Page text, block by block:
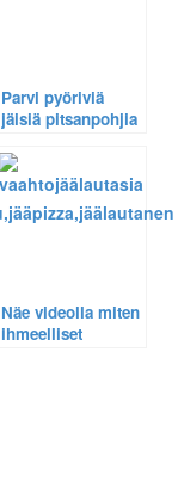
Parvi pyöriviä
jäisiä pitsanpohjia
hauskat pienet
jäälautat
ilmestyivät jälleen
Näe videolla miten
ihmeelliset